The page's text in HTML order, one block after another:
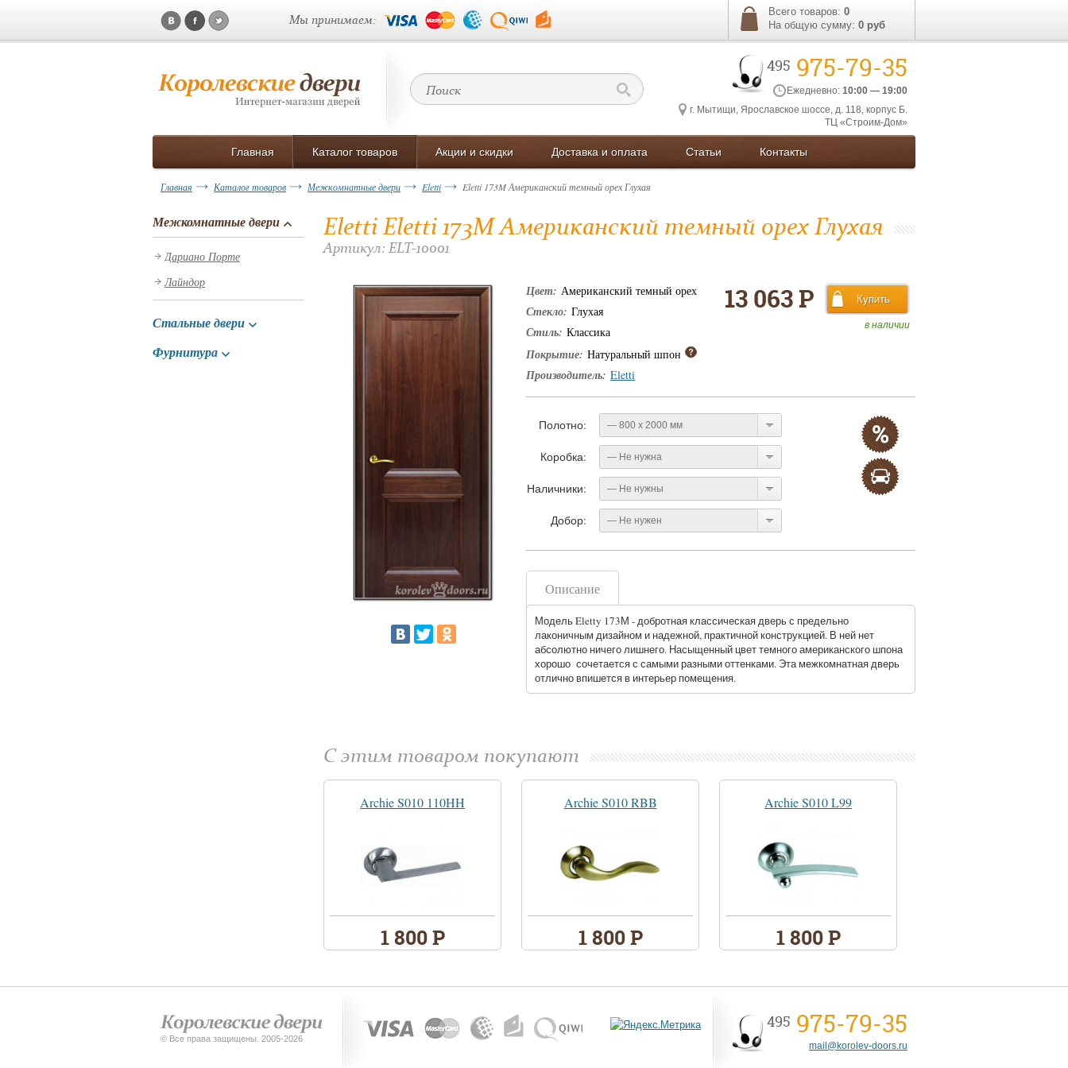
Мы принимаем:
Всего товаров: 0
На общую сумму: 0 руб
495 975-79-35
Ежедневно: 10:00 — 19:00
г. Мытищи, Ярославское шоссе, д. 118, корпус Б.
ТЦ «Строим-Дом»
Главная Каталог товаров Акции и скидки Доставка и оплата Статьи Контакты
Главная Каталог товаров Межкомнатные двери Eletti Eletti 173M Американский темный орех Глухая
Межкомнатные двери
Дариано Порте
Лайндор
Стальные двери
Фурнитура
Eletti Eletti 173M Американский темный орех Глухая
Артикул: ELT-10001
Цвет: Американский темный орех
Стекло: Глухая
Стиль: Классика
Покрытие: Натуральный шпон
Производитель: Eletti
13 063 Р
в наличии
Полотно: — 800 x 2000 мм
Коробка: — Не нужна
Наличники: — Не нужны
Добор: — Не нужен
Описание
Модель Eletty 173М - добротная классическая дверь с предельно
лаконичным дизайном и надежной, практичной конструкцией. В ней нет
абсолютно ничего лишнего. Насыщенный цвет темного американского шпона
хорошо сочетается с самыми разными оттенками. Эта межкомнатная дверь
отлично впишется в интерьер помещения.
С этим товаром покупают
Archie S010 110HH
1 800 Р
Archie S010 RBB
1 800 Р
Archie S010 L99
1 800 Р
© Все права защищены. 2005-2026
495 975-79-35
mail@korolev-doors.ru